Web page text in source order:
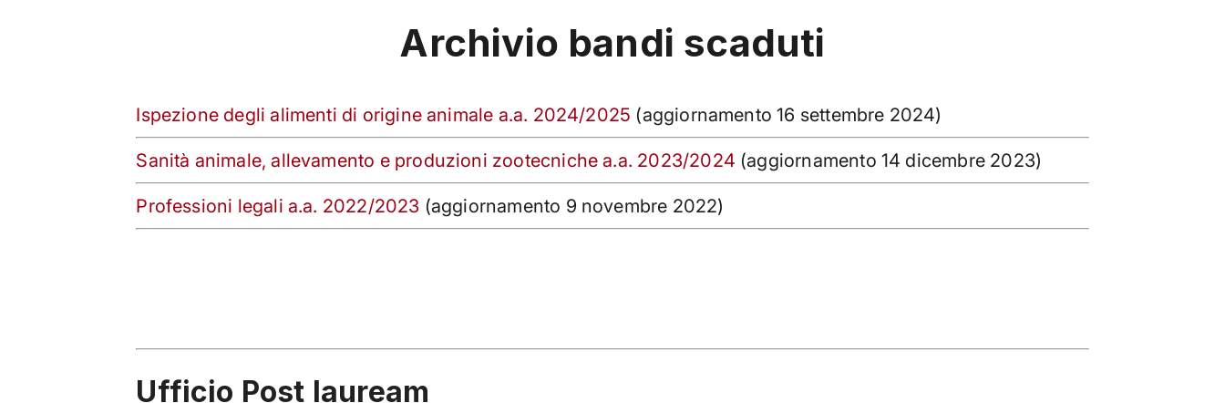
Archivio bandi scaduti
Ispezione degli alimenti di origine animale a.a. 2024/2025 (aggiornamento 16 settembre 2024)
Sanità animale, allevamento e produzioni zootecniche a.a. 2023/2024 (aggiornamento 14 dicembre 2023)
Professioni legali a.a. 2022/2023 (aggiornamento 9 novembre 2022)
Ufficio Post lauream